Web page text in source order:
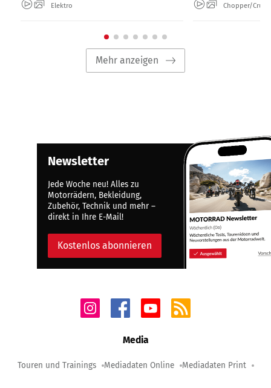
Elektro Chopper/
Mehr anzeigen
Newsletter
Jede Woche neu! Alles zu
Motorrädern, Bekleidung,
Zubehör, Technik und mehr –
direkt in Ihre E-Mail!
Kostenlos abonnieren
Media
Touren und Trainings Mediadaten Online Mediadaten Print